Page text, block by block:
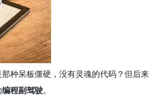
种呆板僵硬，没有灵魂的代码？但后
编程副驾驶。